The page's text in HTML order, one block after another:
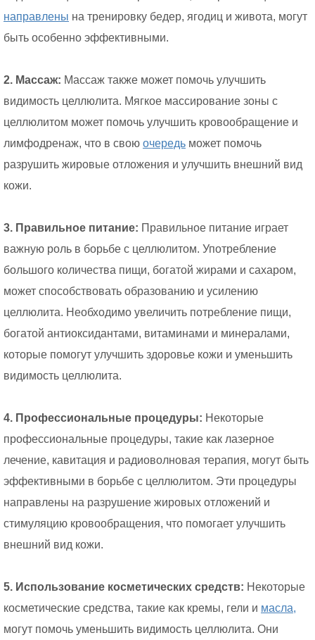
направлены на тренировку бедер, ягодиц и живота, могут
быть особенно эффективными.
2. Массаж: Массаж также может помочь улучшить
видимость целлюлита. Мягкое массирование зоны с
целлюлитом может помочь улучшить кровообращение и
лимфодренаж, что в свою очередь может помочь
разрушить жировые отложения и улучшить внешний вид
кожи.
3. Правильное питание: Правильное питание играет
важную роль в борьбе с целлюлитом. Употребление
большого количества пищи, богатой жирами и сахаром,
может способствовать образованию и усилению
целлюлита. Необходимо увеличить потребление пищи,
богатой антиоксидантами, витаминами и минералами,
которые помогут улучшить здоровье кожи и уменьшить
видимость целлюлита.
4. Профессиональные процедуры: Некоторые
профессиональные процедуры, такие как лазерное
лечение, кавитация и радиоволновая терапия, могут быть
эффективными в борьбе с целлюлитом. Эти процедуры
направлены на разрушение жировых отложений и
стимуляцию кровообращения, что помогает улучшить
внешний вид кожи.
5. Использование косметических средств: Некоторые
косметические средства, такие как кремы, гели и масла,
могут помочь уменьшить видимость целлюлита. Они